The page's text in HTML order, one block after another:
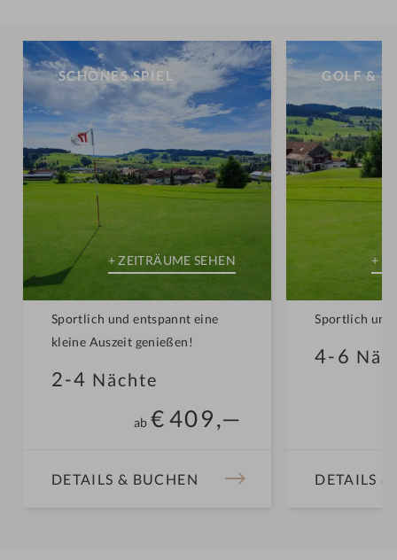
SCHÖNES SPIEL
Sportlich und entspannt eine
kleine Auszeit genießen!
2-4 Nächte
ab €409,—
DETAILS & BUCHEN
GOLF &
Sportlich und
4-6
DETAILS